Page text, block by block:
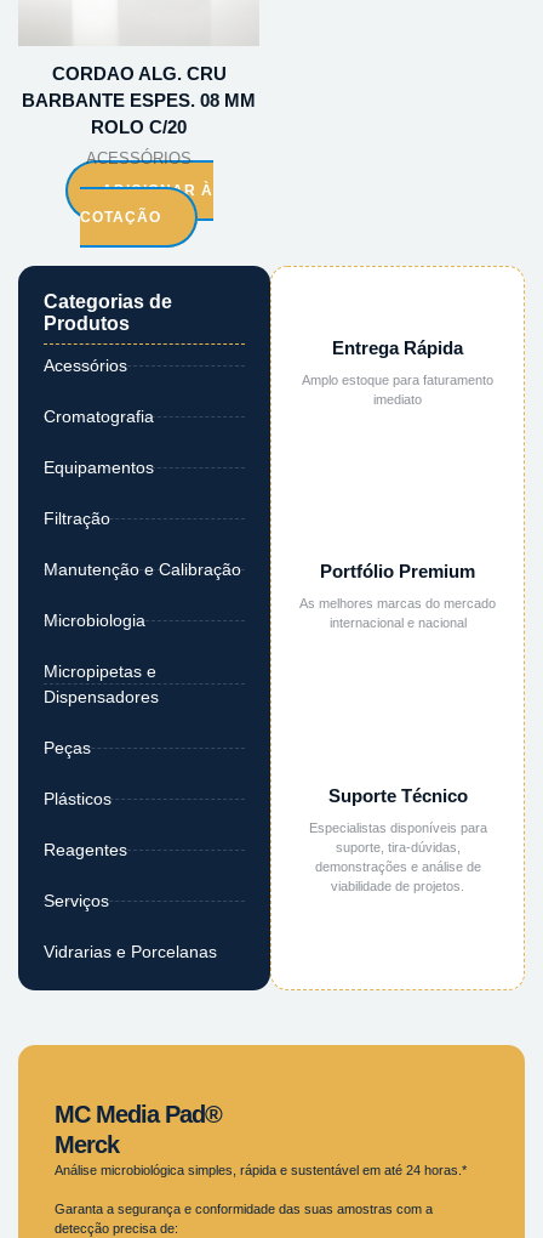
Categorias de
Produtos
Acessórios
Cromatografia
Equipamentos
Filtração
Manutenção e Calibração
Microbiologia
Micropipetas e
Dispensadores
Peças
Plásticos
Reagentes
Serviços
Vidrarias e Porcelanas
Entrega Rápida
Amplo estoque para faturamento
imediato
Portfólio Premium
As melhores marcas do mercado
internacional e nacional
Suporte Técnico
Especialistas disponíveis para
suporte, tira-dúvidas,
demonstrações e análise de
viabilidade de projetos.
CORDAO ALG. CRU
BARBANTE ESPES. 08 MM
ROLO C/20
ACESSÓRIOS
ADICIONAR À
COTAÇÃO
MC Media Pad®
Merck
Análise microbiológica simples, rápida e sustentável em até 24 horas.*
Garanta a segurança e conformidade das suas amostras com a
detecção precisa de: